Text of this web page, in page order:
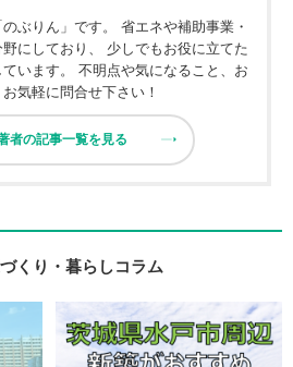
ぶりん」です。 省エネや補助事業・
にしており、 少しでもお役に立てた
います。 不明点や気になること、お
気軽に問合せ下さい！
者の記事一覧を見る
くり・暮らしコラム